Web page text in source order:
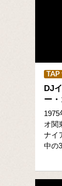
TAP
DJ
ー
オ関
ナイ
中の